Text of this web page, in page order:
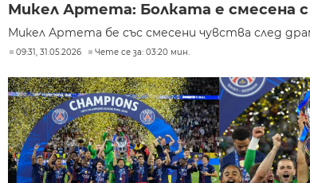
Микел Артета: Болката е смесена
Микел Артета бе със смесени чувства след
09:31, 31.05.2026 Чете се за: 03:20 мин.